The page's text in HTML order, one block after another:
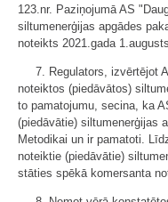
123.nr. Paziņojumā AS
siltumenerģijas apgādes
noteikts 2021.gada 1.augusts.
7. Regulators, izvērtējot
noteiktos (piedāvātos)
to pamatojumu, secina, ka
(piedāvātie) siltumenerģijas
Metodikai un ir pamatoti.
noteiktie (piedāvātie)
stāties spēkā komersanta